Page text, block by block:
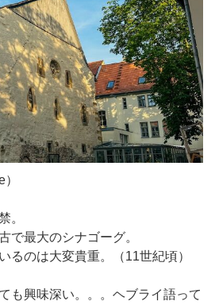
。
で最大のシナゴーグ。
るのは大変貴重。（11世紀頃）
も興味深い。。。ヘブライ語って